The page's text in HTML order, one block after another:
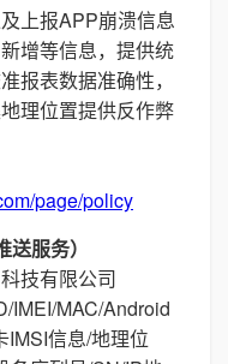
上报APP崩溃信息
增等信息，提供统
报表数据准确性，
理位置提供反作弊
page/policy
服务）
技有限公司
IMEI/MAC/Android
IMSI信息/地理位